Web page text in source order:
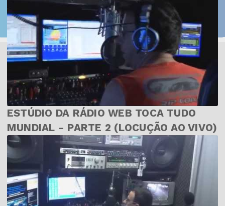
ESTÚDIO DA RÁDIO WEB TOCA TUDO
MUNDIAL - PARTE 2 (LOCUÇÃO AO VIVO)